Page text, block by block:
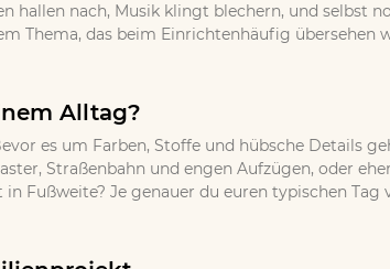
hallen nach, Musik klingt blechern, und selbst
Thema, das beim Einrichtenhäufig übersehen
Alltag?
es um Farben, Stoffe und hübsche Details
Straßenbahn und engen Aufzügen, oder
Fußweite? Je genauer du euren typischen Tag